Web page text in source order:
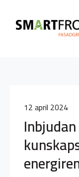
12 april 2024